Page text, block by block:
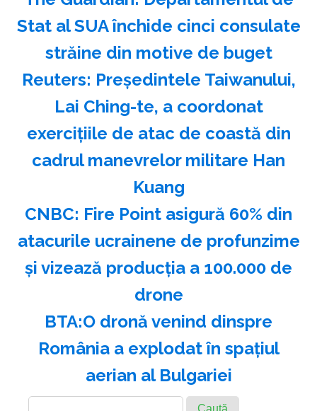
Stat al SUA închide cinci consulate
străine din motive de buget
Reuters: Preşedintele Taiwanului,
Lai Ching-te, a coordonat
exerciţiile de atac de coastă din
cadrul manevrelor militare Han
Kuang
CNBC: Fire Point asigură 60% din
atacurile ucrainene de profunzime
şi vizează producţia a 100.000 de
drone
BTA:O dronă venind dinspre
România a explodat în spaţiul
aerian al Bulgariei